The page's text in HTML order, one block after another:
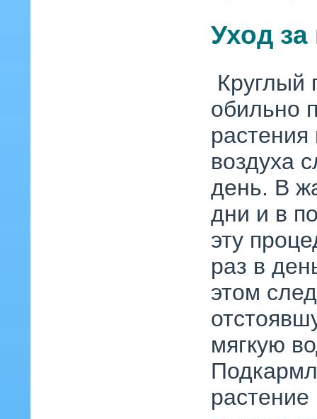
Уход за
Круглый
обильно
воздуха
день. В
дни и в
эту
раз в
этом
мягкую